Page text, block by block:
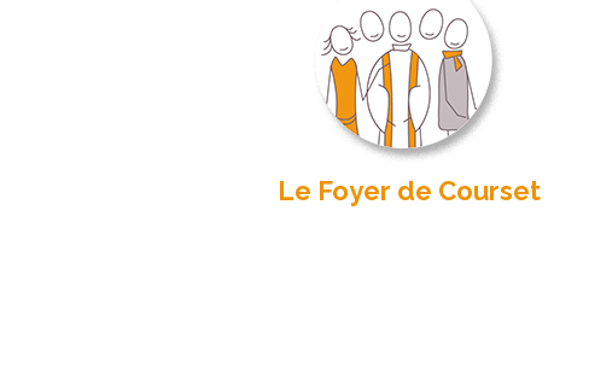
Le Foyer de Courset